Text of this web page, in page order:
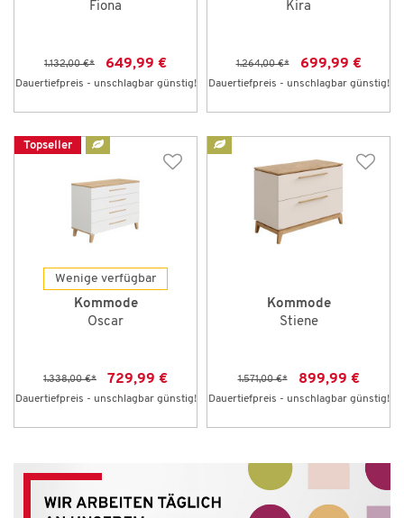
Fiona
1.132,00 €* 649,99 €
Dauertiefpreis - unschlagbar günstig!
Kira
1.264,00 €* 699,99 €
Dauertiefpreis - unschlagbar günstig!
Topseller
Wenige verfügbar
Kommode
Oscar
1.338,00 €* 729,99 €
Dauertiefpreis - unschlagbar günstig!
Kommode
Stiene
1.571,00 €* 899,99 €
Dauertiefpreis - unschlagbar günstig!